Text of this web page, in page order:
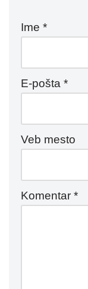
Ime *
E-pošta *
Veb mesto
Komentar *